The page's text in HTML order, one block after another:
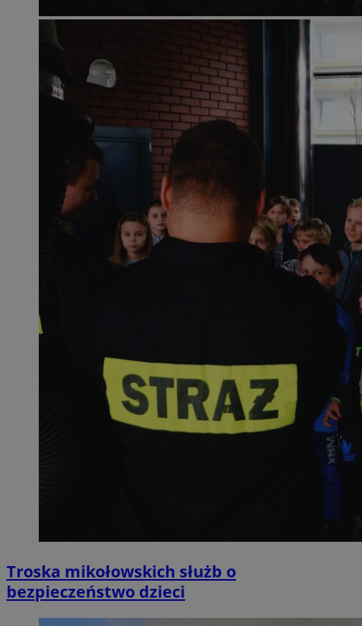
Troska mikołowskich służb o
bezpieczeństwo dzieci